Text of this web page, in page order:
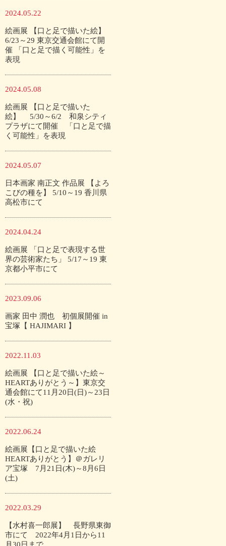
2024.05.22
絵画展 【口と足で描いた絵】
6/23～29 東京交通会館にて開
催 「口と足で描く可能性」を
表現
2024.05.08
絵画展 【口と足で描いた
絵】 5/30～6/2 和泉シティ
プラザにて開催 「口と足で描
く可能性」を表現
2024.05.07
日本画家 南正文 作品展 【よろ
こびの種を】 5/10～19 香川県
高松市にて
2024.04.24
絵画展 「口と足で表現する世
界の芸術家たち」 5/17～19 東
京都小平市にて
2023.09.06
画家 田中 潤也 初個展開催 in
宝塚【 HAJIMARI 】
2022.11.03
絵画展 【口と足で描いた絵～
HEARTありがとう～】東京交
通会館にて11月20日(日)～23日
(水・祝)
2022.06.24
絵画展【口と足で描いた絵
HEARTありがとう】＠ガレリ
ア宝塚 7月21日(木)～8月6日
(土)
2022.03.29
【水村喜一郎展】 長野県東御
市にて 2022年4月1日から11